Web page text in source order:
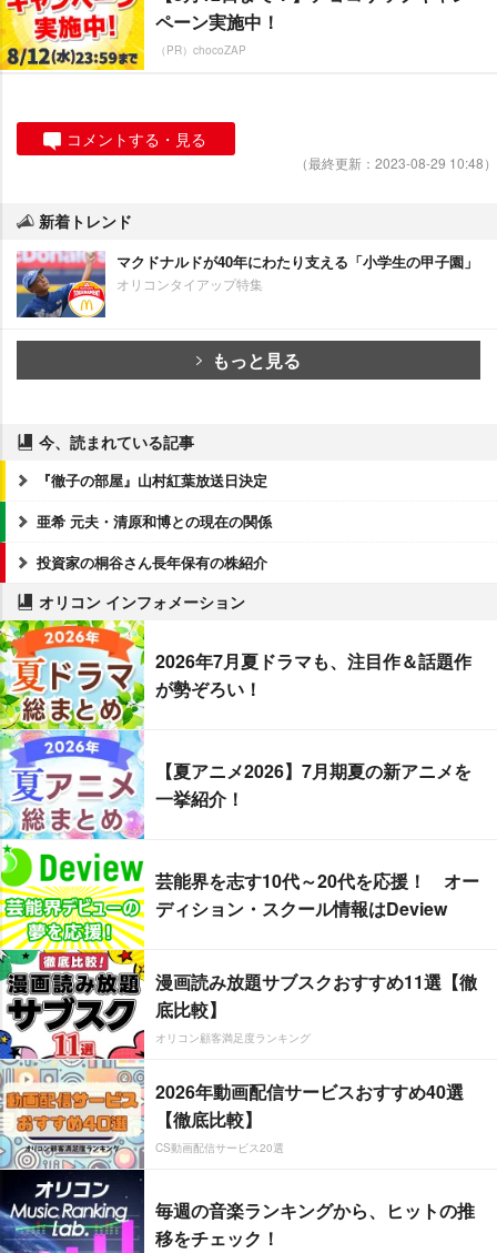
ペーン実施中！
（PR）chocoZAP
コメントする・見る
（最終更新：2023-08-29 10:48）
新着トレンド
マクドナルドが40年にわたり支える「小学生の甲子園」
オリコンタイアップ特集
もっと見る
今、読まれている記事
『徹子の部屋』山村紅葉放送日決定
亜希 元夫・清原和博との現在の関係
投資家の桐谷さん長年保有の株紹介
オリコン インフォメーション
2026年7月夏ドラマも、注目作＆話題作
が勢ぞろい！
【夏アニメ2026】7月期夏の新アニメを
一挙紹介！
芸能界を志す10代～20代を応援！ オー
ディション・スクール情報はDeview
漫画読み放題サブスクおすすめ11選【徹
底比較】
オリコン顧客満足度ランキング
2026年動画配信サービスおすすめ40選
【徹底比較】
CS動画配信サービス20選
毎週の音楽ランキングから、ヒットの推
移をチェック！